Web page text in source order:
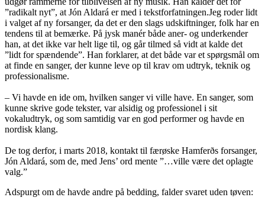
”radikalt nyt”, at Jón Aldará er med i tekstforfatningen.Jeg roder lidt
i valget af ny forsanger, da det er den slags udskiftninger, folk har en
tendens til at bemærke. På jysk manér både aner- og underkender
han, at det ikke var helt lige til, og går tilmed så vidt at kalde det
”lidt for spændende”. Han forklarer, at det både var et spørgsmål om
at finde en sanger, der kunne leve op til krav om udtryk, teknik og
professionalisme.
– Vi havde en ide om, hvilken sanger vi ville have. En sanger, som
kunne skrive gode tekster, var alsidig og professionel i sit
vokaludtryk, og som samtidig var en god performer og havde en
nordisk klang.
De tog derfor, i marts 2018, kontakt til færøske Hamferðs forsanger,
Jón Aldará, som de, med Jens’ ord mente ”…ville være det oplagte
valg.”
Adspurgt om de havde andre på bedding, falder svaret uden tøven: